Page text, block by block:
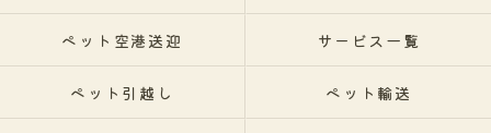
ペット空港送迎 サービス一覧
ペット引越し ペット輸送